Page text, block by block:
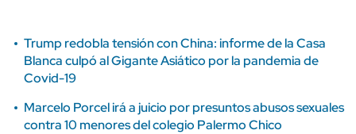
Trump redobla tensión con China: informe de la Casa
Blanca culpó al Gigante Asiático por la pandemia de
Covid-19
Marcelo Porcel irá a juicio por presuntos abusos sexuales
contra 10 menores del colegio Palermo Chico